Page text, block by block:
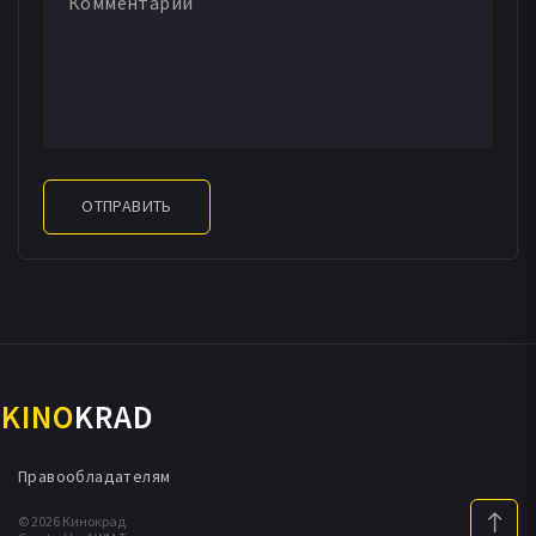
ОТПРАВИТЬ
KINOKRAD
© 2026 Кинокрад
Правообладателям